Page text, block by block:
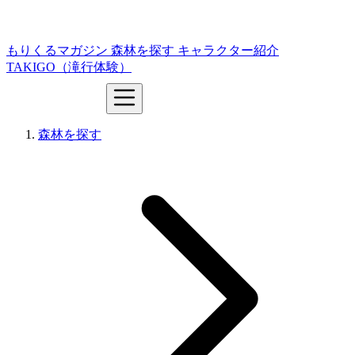
もりくるマガジン 森林を探す キャラクター紹介
TAKIGO（滝行体験）
森林を探す